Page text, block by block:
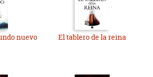
nuevo El tablero de la reina